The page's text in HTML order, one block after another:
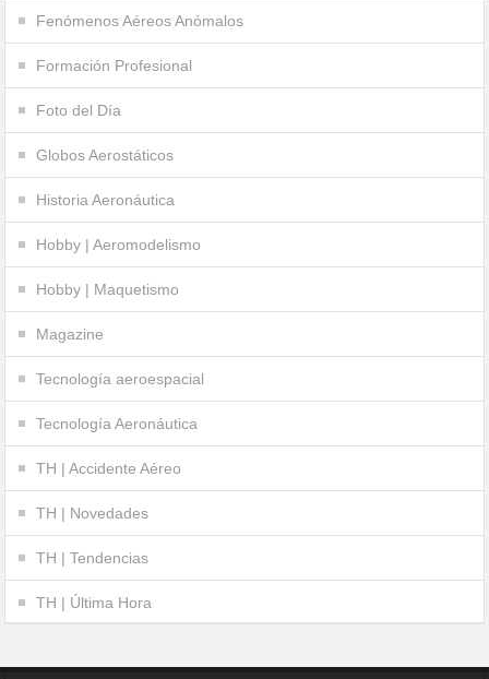
Fenómenos Aéreos Anómalos
Formación Profesional
Foto del Día
Globos Aerostáticos
Historia Aeronáutica
Hobby | Aeromodelismo
Hobby | Maquetismo
Magazine
Tecnología aeroespacial
Tecnología Aeronáutica
TH | Accidente Aéreo
TH | Novedades
TH | Tendencias
TH | Última Hora